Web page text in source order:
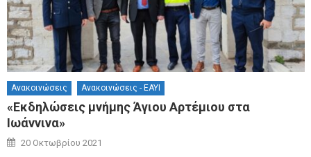
Ανακοινώσεις Ανακοινώσεις - ΕΑΥΙ
«Εκδηλώσεις μνήμης Άγιου Αρτέμιου στα
Ιωάννινα»
Posted on
20 Οκτωβρίου 2021